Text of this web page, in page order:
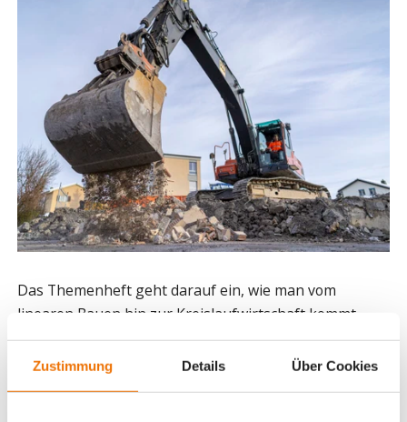
Zustimmung Details Über Cookies
Das Themenheft geht darauf ein, wie man vom
linearen Bauen hin zur Kreislaufwirtschaft kommt.
Dabei wird unter anderem anhand unseres Zirkulit-
Partners, der Kästli Bau Bern aufgezeigt, wie mit mehr